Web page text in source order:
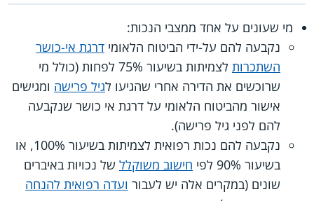
מי שעונים על אחד ממצבי הנכות:
נקבעה להם על-ידי הביטוח הלאומי דרגת אי-כושר
השתכרות
לצמיתות בשיעור ‎75% לפחות (כולל מי
שרוכשים את הדירה אחרי שהגיעו לגיל פרישה ומגישים
אישור מהביטוח הלאומי על דרגת אי כושר שנקבעה
להם לפני גיל פרישה).
נקבעה להם נכות רפואית לצמיתות בשיעור ‎100%, או
בשיעור ‎90% לפי
חישוב משוקלל של נכויות באיברים
שונים (במקרים אלה יש לעבור ועדה רפואית להנחה